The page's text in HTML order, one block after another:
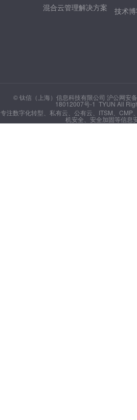
混合云管理解决方案
技术
© 钛信（上海）信息科技有限公司 沪公网安
18012007号-1 TYUN All
专注数字化转型、私有云、公有云、ITSM、CMP
机安全、安全加固等信息